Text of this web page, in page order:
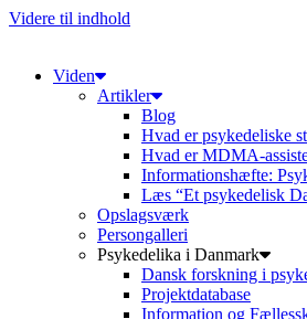
Videre til indhold
Viden
Artikler
Blog
Hvad er psykedeliske
Hvad er MDMA-
Informationshæfte:
Læs “Et psykedelisk
Opslagsværk
Persongalleri
Psykedelika i Danmark
Dansk forskning i
Projektdatabase
Information og